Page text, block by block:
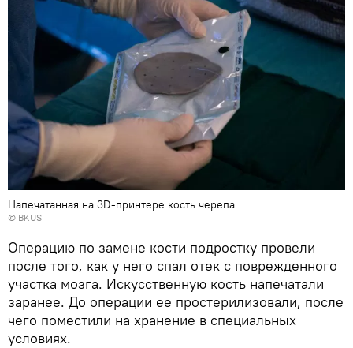
Напечатанная на 3D-принтере кость черепа
© BKUS
Операцию по замене кости подростку провели
после того, как у него спал отек с поврежденного
участка мозга. Искусственную кость напечатали
заранее. До операции ее простерилизовали, после
чего поместили на хранение в специальных
условиях.